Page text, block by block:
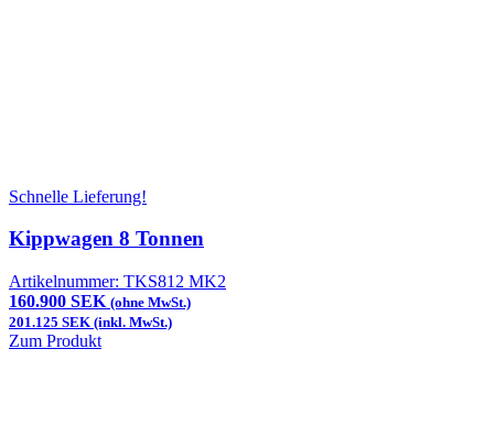
Schnelle Lieferung!
Kippwagen 8 Tonnen
Artikelnummer: TKS812 MK2
160.900 SEK (ohne MwSt.)
201.125 SEK (inkl. MwSt.)
Zum Produkt